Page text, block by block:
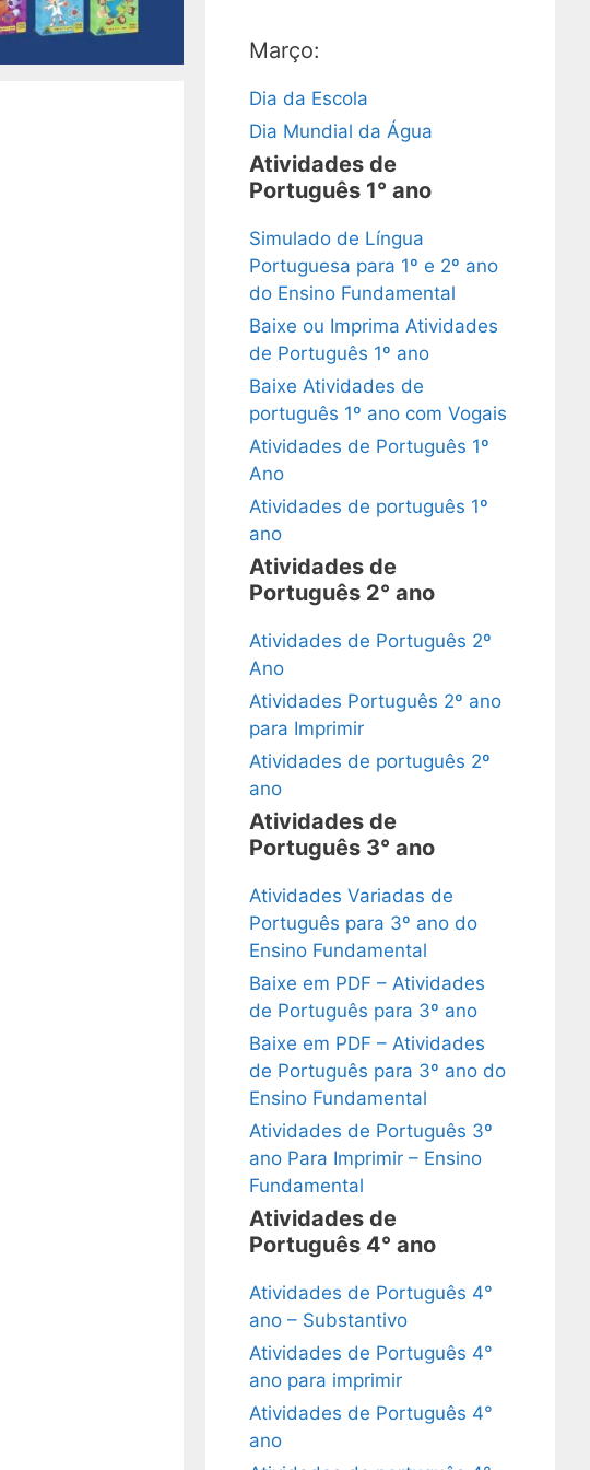
Março:
Dia da Escola
Dia Mundial da Água
Atividades de
Português 1° ano
Simulado de Língua
Portuguesa para 1º e 2º ano
do Ensino Fundamental
Baixe ou Imprima Atividades
de Português 1º ano
Baixe Atividades de
português 1º ano com Vogais
Atividades de Português 1º
Ano
Atividades de português 1º
ano
Atividades de
Português 2° ano
Atividades de Português 2º
Ano
Atividades Português 2º ano
para Imprimir
Atividades de português 2º
ano
Atividades de
Português 3° ano
Atividades Variadas de
Português para 3º ano do
Ensino Fundamental
Baixe em PDF – Atividades
de Português para 3º ano
Baixe em PDF – Atividades
de Português para 3º ano do
Ensino Fundamental
Atividades de Português 3º
ano Para Imprimir – Ensino
Fundamental
Atividades de
Português 4° ano
Atividades de Português 4°
ano – Substantivo
Atividades de Português 4°
ano para imprimir
Atividades de Português 4°
ano